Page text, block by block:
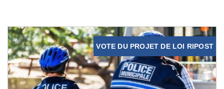
VOTE DU PROJET DE LOI RIPOST